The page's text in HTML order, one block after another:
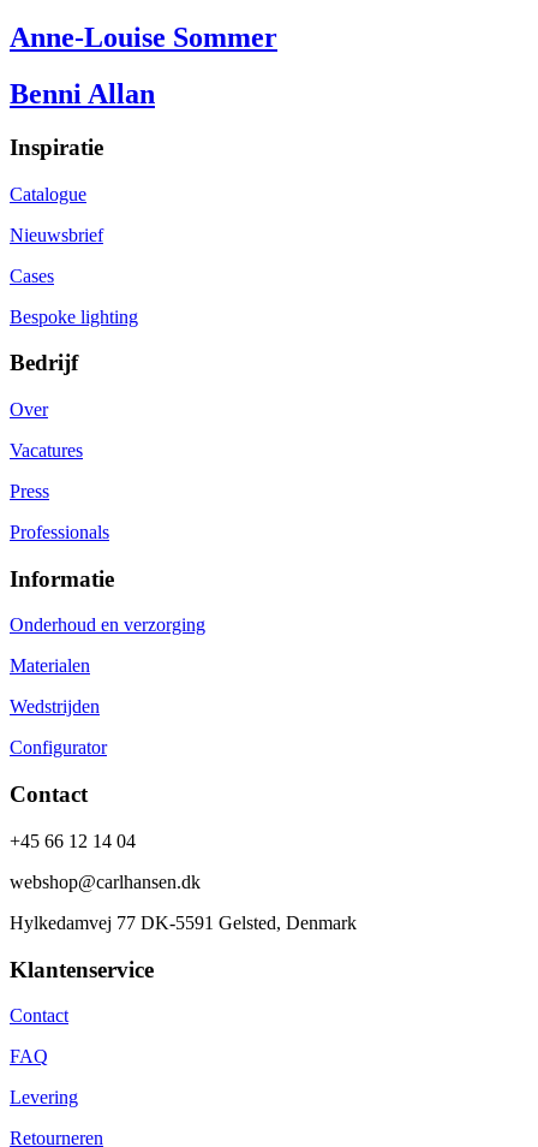
Anne-Louise Sommer
Benni Allan
Inspiratie
Catalogue
Nieuwsbrief
Cases
Bespoke lighting
Bedrijf
Over
Vacatures
Press
Professionals
Informatie
Onderhoud en verzorging
Materialen
Wedstrijden
Configurator
Contact
+45 66 12 14 04
webshop@carlhansen.dk
Hylkedamvej 77 DK-5591 Gelsted, Denmark
Klantenservice
Contact
FAQ
Levering
Retourneren